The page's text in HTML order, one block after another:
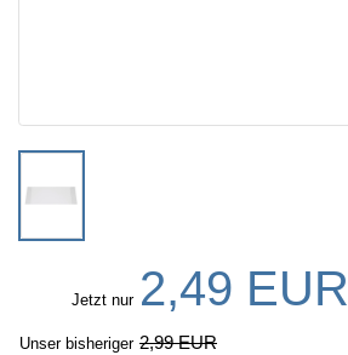
Jetzt nur 2,49 EUR
Unser bisheriger 2,99 EUR